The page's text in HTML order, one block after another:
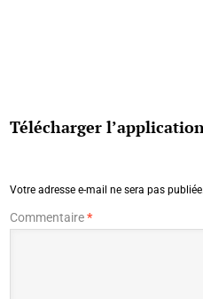
Télécharger
Votre adresse e-mail ne sera pas publiée.
Commentaire*